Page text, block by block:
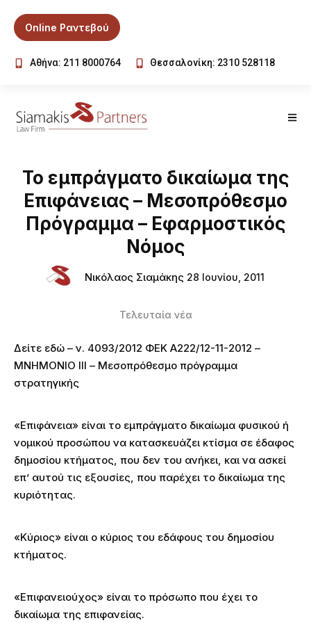
Online Ραντεβού
Αθήνα: 211 8000764 Θεσσαλονίκη: 2310 528118
Το εμπράγματο δικαίωμα της
Επιφάνειας – Μεσοπρόθεσμο
Πρόγραμμα – Εφαρμοστικός
Νόμος
Νικόλαος Σιαμάκης 28 Ιουνίου, 2011
Τελευταία νέα
Δείτε εδώ – ν. 4093/2012 ΦΕΚ Α222/12-11-2012 –
ΜΝΗΜΟΝΙΟ ΙΙΙ – Μεσοπρόθεσμο πρόγραμμα
στρατηγικής
«Επιφάνεια» είναι το εμπράγματο δικαίωμα φυσικού ή
νομικού προσώπου να κατασκευάζει κτίσμα σε έδαφος
δημοσίου κτήματος, που δεν του ανήκει, και να ασκεί
επ’ αυτού τις εξουσίες, που παρέχει το δικαίωμα της
κυριότητας.
«Κύριος» είναι ο κύριος του εδάφους του δημοσίου
κτήματος.
«Επιφανειούχος» είναι το πρόσωπο που έχει το
δικαίωμα της επιφανείας.